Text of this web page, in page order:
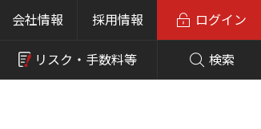
会社情報 採用情報
リスク・ 手数料等 検索
ログイン